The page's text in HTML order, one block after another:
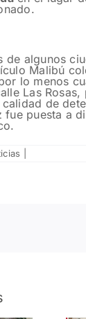
de algunos
Malibú
lo menos
Las
de
fue puesta a